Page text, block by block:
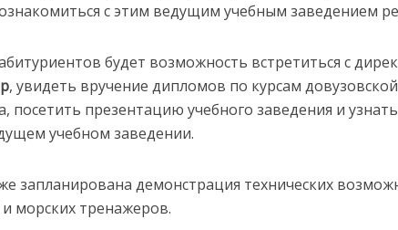
с этим ведущим учебным заведением
будет возможность встретиться с
, увидеть вручение дипломов по курсам довузовской
посетить презентацию учебного заведения и
учебном заведении.
запланирована демонстрация технических
морских тренажеров.